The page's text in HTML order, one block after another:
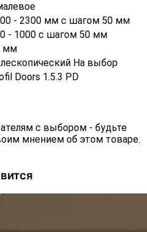
- 2300 мм с шагом 50 мм
- 1000 с шагом 50 мм
мм
На выбор
Doors 1.5.3 PD
с выбором - будьте
мнением об этом товаре.